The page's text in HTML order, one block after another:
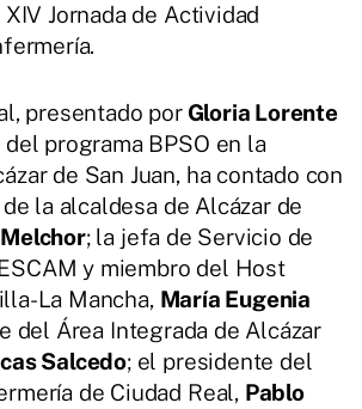
Jornada de Actividad
presentado porGloria Lorente
del programa BPSO en la
de San Juan, ha contado con
la alcaldesa de Alcázar de
; la jefa de Servicio de
y miembro del Host
La Mancha, María Eugenia
del Área Integrada de Alcázar
Salcedo; el presidente del
de Ciudad Real, Pablo